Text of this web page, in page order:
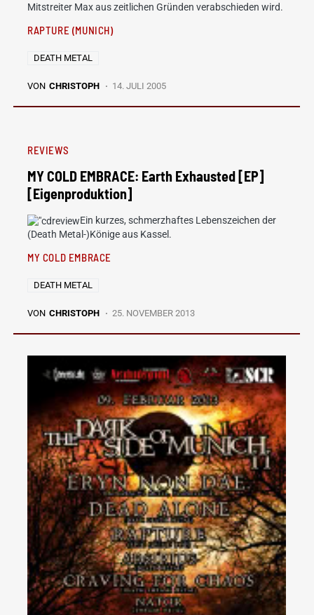
Mitstreiter Max aus zeitlichen Gründen verabschieden wird.
RAPTURE (MUNICH)
DEATH METAL
VON CHRISTOPH 14. JULI 2005
REVIEWS
MY COLD EMBRACE: Earth Exhausted [EP]
[Eigenproduktion]
Ein kurzes, schmerzhaftes Lebenszeichen der
(Death Metal-)Könige aus Kassel.
MY COLD EMBRACE
DEATH METAL
VON CHRISTOPH 25. NOVEMBER 2013